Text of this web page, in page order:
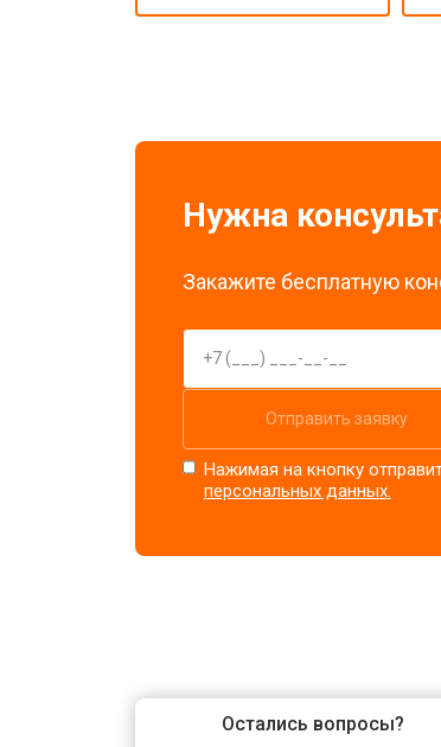
Нужна
Закажите бесплатную
Отправить заявку
Нажимая на кнопку
персональных данных.
Остались вопросы?